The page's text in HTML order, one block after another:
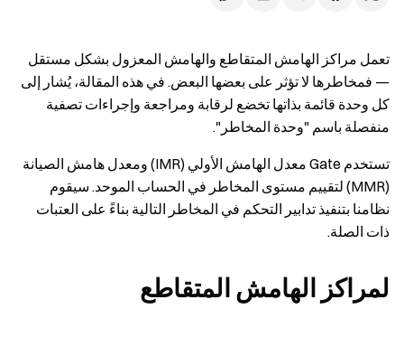
تعمل مراكز الهامش المتقاطع والهامش المعزول بشكل مستقل
— فمخاطرها لا تؤثر على بعضها البعض. في هذه المقالة، يُشار إلى
كل وحدة قائمة بذاتها تخضع لرقابة ومراجعة وإجراءات تصفية
منفصلة باسم "وحدة المخاطر".
تستخدم Gate معدل الهامش الأولي (IMR) ومعدل هامش الصيانة
(MMR) لتقييم مستوى المخاطر في الحساب الموحد. سيقوم
نظامنا بتنفيذ تدابير التحكم في المخاطر التالية بناءً على العتبات
ذات الصلة.
لمراكز الهامش المتقاطع